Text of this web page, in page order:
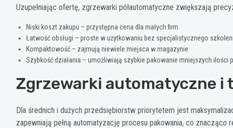
Uzupełniając ofertę, zgrzewarki półautomatyczne zwiększają
Niski koszt zakupu – przystępna cena dla małych firm
Łatwość obsługi – proste w użytkowaniu bez specjalistycznego
Kompaktowość – zajmują niewiele miejsca w magazynie
Szybkość działania – umożliwiają szybkie pakowanie mniejszych ilości
Zgrzewarki automatyczne i
Dla średnich i dużych przedsiębiorstw priorytetem jest
zapewniają pełną automatyzację procesu pakowania, co